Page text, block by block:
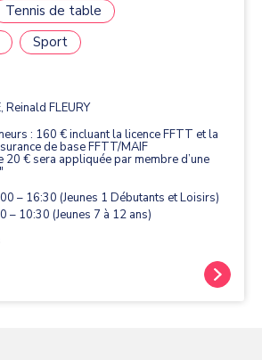
Tennis de table
Sport
Reinald FLEURY
: 160 € incluant la licence FFTT et la
de base FFTT/MAIF
20 € sera appliquée par membre d’une
– 16:30 (Jeunes 1 Débutants et Loisirs)
– 10:30 (Jeunes 7 à 12 ans)